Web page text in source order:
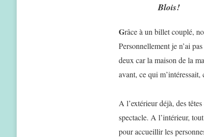
Blois!
Grâce à un billet couplé,
Personnellement je n’ai
deux car la maison de la
avant, ce qui m’intéressait,
A l’extérieur déjà, des
spectacle. A l’intérieur,
pour accueillir les